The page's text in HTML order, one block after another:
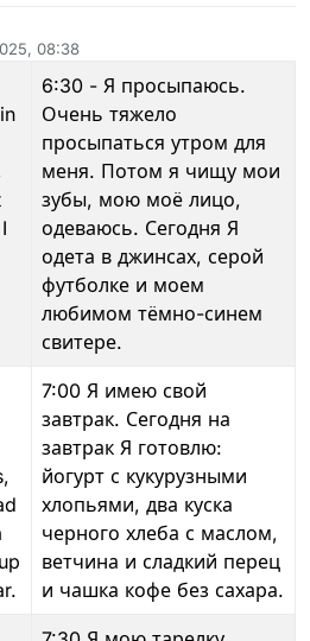
08:38
4 Mar 2026, 12:57
6:30 - Я просыпаюсь.
Очень тяжело
просыпаться утром для
меня. Потом я чищу мои
зубы, мою моё лицо,
одеваюсь. Сегодня Я
одета в джинсах, серой
футболке и моем
любимом тёмно-синем
свитере.
7:00 Я имею свой
завтрак. Сегодня на
завтрак Я готовлю:
йогурт с кукурузными
хлопьями, два куска
черного хлеба с маслом,
ветчина и сладкий перец
и чашка кофе без сахара.